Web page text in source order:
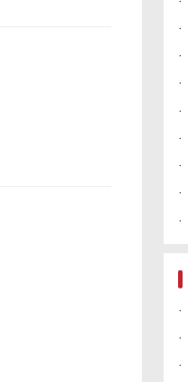
·
·
·
·
·
·
·
·
·
·
·